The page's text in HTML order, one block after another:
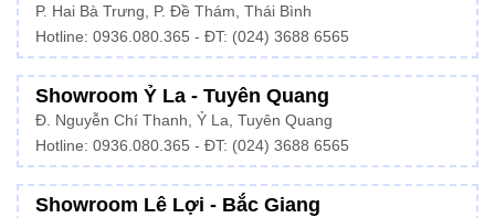
P. Hai Bà Trưng, P. Đề Thám, Thái Bình
Hotline: 0936.080.365 - ĐT: (024) 3688 6565
Showroom Ỷ La - Tuyên Quang
Đ. Nguyễn Chí Thanh, Ỷ La, Tuyên Quang
Hotline: 0936.080.365 - ĐT: (024) 3688 6565
Showroom Lê Lợi - Bắc Giang